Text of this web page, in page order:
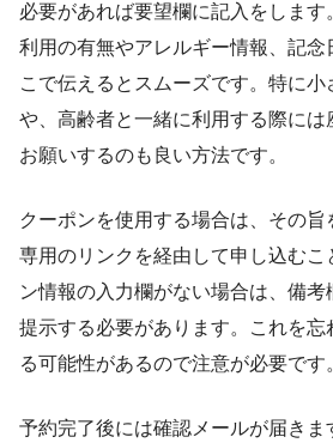
必要があれば要望欄に記入をしま
利用の有無やアレルギー情報、記念
こで伝えるとスムーズです。特に
や、高齢者と一緒に利用する際には
お願いするのも良い方法です。
クーポンを使用する場合は、その旨
専用のリンクを経由して申し込むこ
ン情報の入力欄がない場合は、備
提示する必要があります。これを忘
る可能性があるので注意が必要です
予約完了後には確認メールが届きま